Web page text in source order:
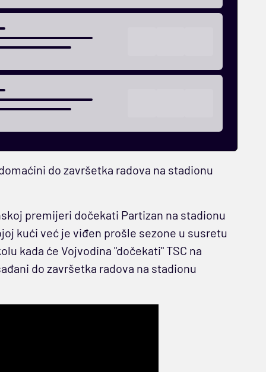
do završetka radova na stadionu
premijeri dočekati Partizan na stadionu
kući već je viđen prošle sezone u susretu
kada će Vojvodina "dočekati" TSC na
do završetka radova na stadionu